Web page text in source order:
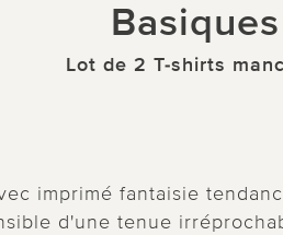
Lot de 2 T-shirts
imprimé fantaisie
d'une tenue